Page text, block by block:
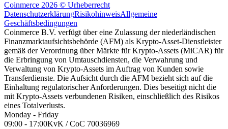
Coinmerce 2026 © Urheberrecht
DatenschutzerklärungRisikohinweisAllgemeine
Geschäftsbedingungen
Coinmerce B.V. verfügt über eine Zulassung der niederländischen
Finanzmarktaufsichtsbehörde (AFM) als Krypto-Asset-Dienstleister
gemäß der Verordnung über Märkte für Krypto-Assets (MiCAR) für
die Erbringung von Umtauschdiensten, die Verwahrung und
Verwaltung von Krypto-Assets im Auftrag von Kunden sowie
Transferdienste. Die Aufsicht durch die AFM bezieht sich auf die
Einhaltung regulatorischer Anforderungen. Dies beseitigt nicht die
mit Krypto-Assets verbundenen Risiken, einschließlich des Risikos
eines Totalverlusts.
Monday - Friday
09:00 - 17:00KvK / CoC 70036969